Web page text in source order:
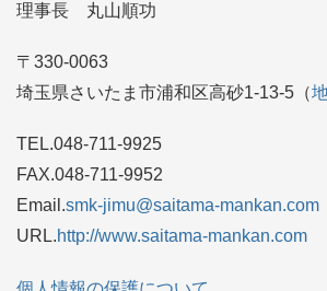
理事長 丸山順功
〒330-0063
埼玉県さいたま市浦和区高砂1-13-5（
TEL.048-711-9925
FAX.048-711-9952
Email.smk-jimu@saitama-mankan.com
URL.http://www.saitama-mankan.com